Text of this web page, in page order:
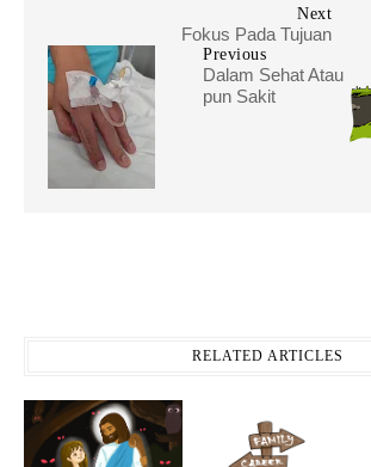
Next
Fokus Pada Tujuan
Previous
Dalam Sehat Atau
pun Sakit
RELATED ARTICLES